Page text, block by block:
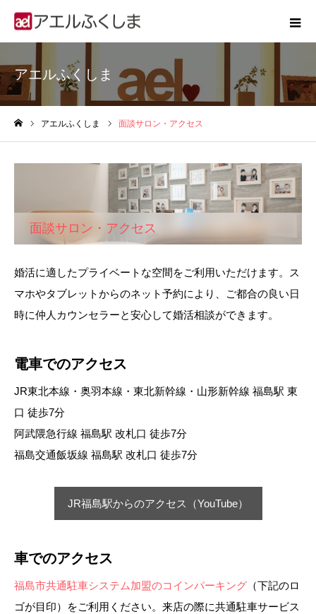
アエルふくしま
アエルふくしま 面談サロン・アクセス
面談サロン・アクセス
婚活に適したプライベートな空間をご利用いただけます。ス
マホやタブレットからのネット予約により、ご都合の良い日
時に仲人カウンセラーと安心して婚活相談ができます。
電車でのアクセス
JR東北本線・奥羽本線・東北新幹線・山形新幹線 福島駅 東
口 徒歩7分
阿武隈急行線 福島駅 改札口 徒歩7分
福島交通飯坂線 福島駅 改札口 徒歩7分
JR福島駅からのアクセス（YouTube）
車でのアクセス
福島市共通駐車システム加盟のコインパーキング （下記のロ
ゴが目印）をご利用ください。来店の際に共通駐車サービス